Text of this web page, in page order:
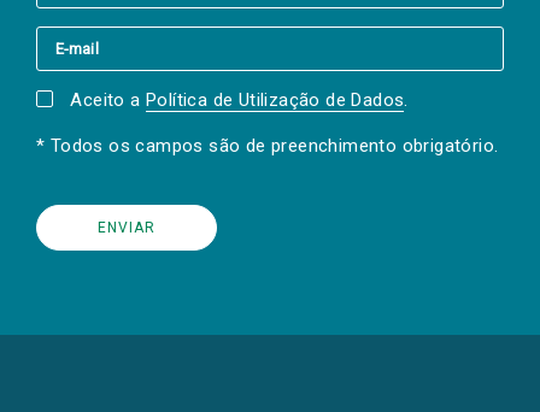
Aceito a Política de Utilização de Dados.
* Todos os campos são de preenchimento obrigatório.